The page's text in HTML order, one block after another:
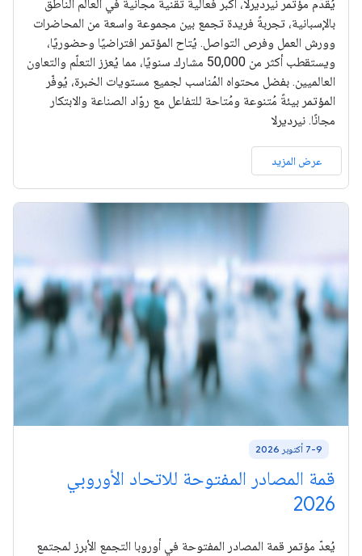
يُقدّم مؤتمر نيرديرلا، أكبر فعالية تقنية مجانية في العالم الناطق
بالإسبانية، تجربةً فريدة تجمع بين مجموعة واسعة من المحاضرات
وورش العمل وفرص التواصل. يُتاح المؤتمر افتراضيًا وحضوريًا،
ويستقطب أكثر من 50,000 مشارك سنويًا، مما يُعزز التعلّم والتعاون
العالميين. بفضل محتواه المُناسب لجميع مستويات الخبرة، يُوفّر
المؤتمر بيئةً مُتنوعة ومُتاحة للتفاعل مع روّاد الصناعة والابتكار
مجانًا. نيرديرلا
عرض المزيد
7-9 أكتوبر 2026
قمة المصادر المفتوحة للاتحاد الأوروبي
2026
يُعدّ مؤتمر قمة المصادر المفتوحة في أوروبا التجمع الأبرز لمجتمع